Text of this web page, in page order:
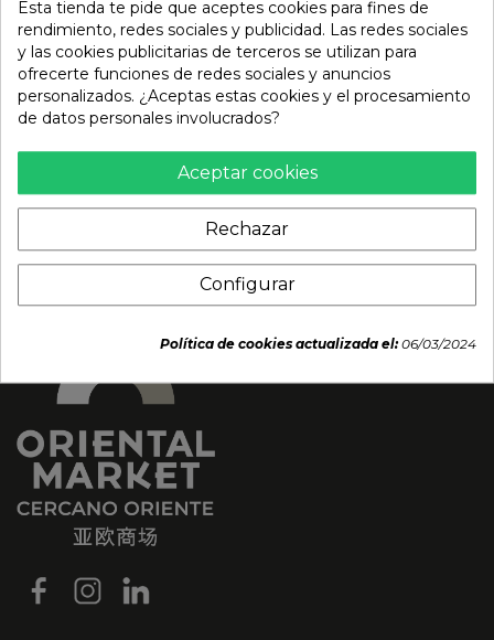
Salsa de Soja para Sushi
en Sobres (SHIKOU)
100x8ml
Salsa de soja Baja en Sal
(SANBISHI) 800ml
6,47 €
Esta tienda te pide que aceptes cookies para fines de
rendimiento, redes sociales y publicidad. Las redes sociales
y las cookies publicitarias de terceros se utilizan para
ofrecerte funciones de redes sociales y anuncios
personalizados. ¿Aceptas estas cookies y el procesamiento
de datos personales involucrados?
Aceptar cookies
Rechazar
Configurar
Política de cookies actualizada el:06/03/2024